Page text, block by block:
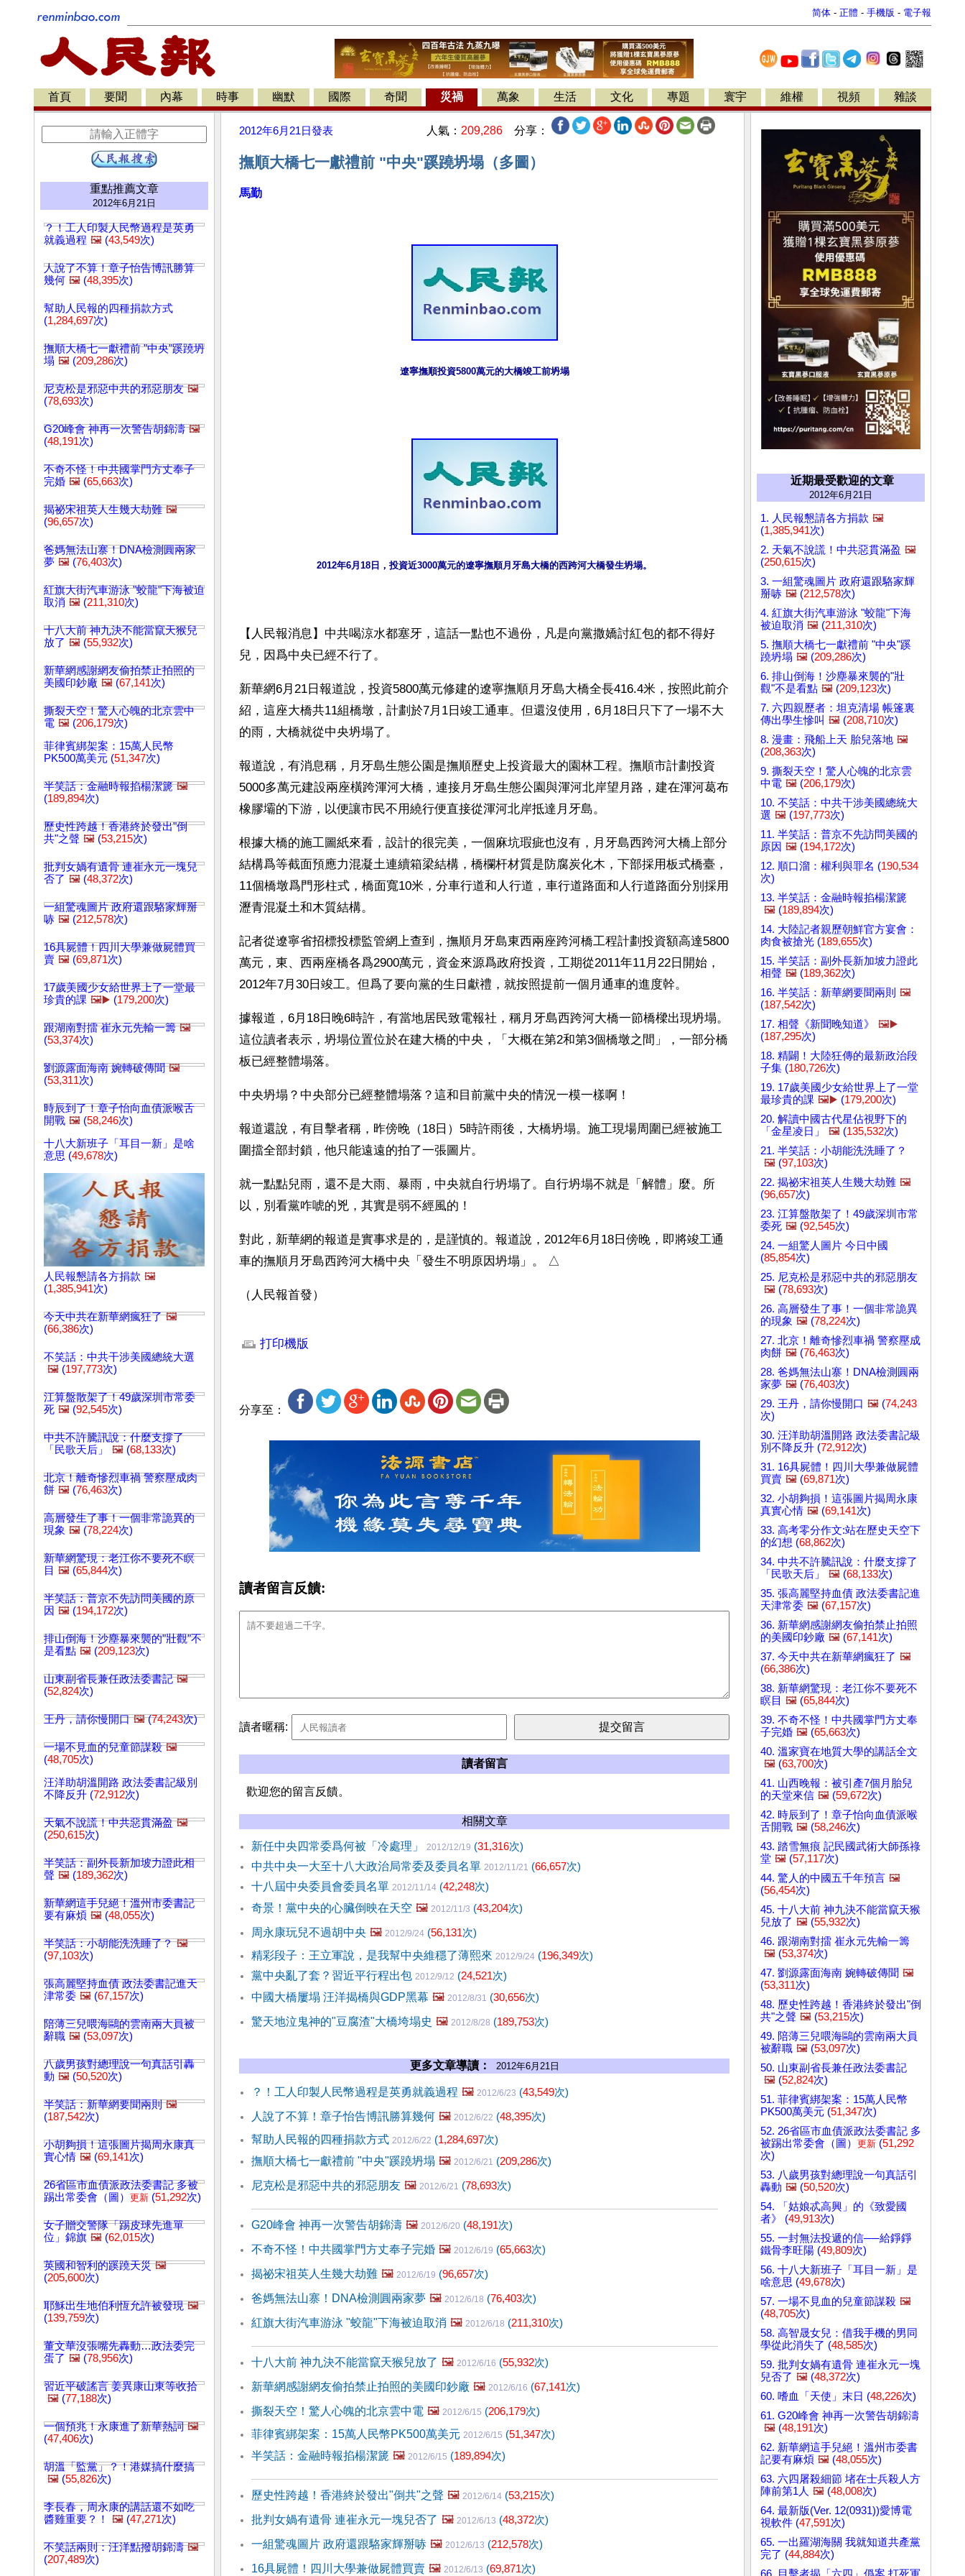
简体 - 正體 - 手機版 - 電子報
首頁 要聞 內幕 時事 幽默 國際 奇聞 災禍 萬象 生活 文化 專題 寰宇 維權 視頻 雜談
重點推薦文章
2012年6月21日
？！工人印製人民幣過程是英勇
就義過程 🖼️ (43,549次)
人說了不算！章子怡告博訊勝算
幾何 🖼️ (48,395次)
幫助人民報的四種捐款方式
(1,284,697次)
撫順大橋七一獻禮前 "中央"蹊蹺坍
塌 🖼️ (209,286次)
尼克松是邪惡中共的邪惡朋友 🖼️
(78,693次)
G20峰會 神再一次警告胡錦濤 🖼️
(48,191次)
不奇不怪！中共國掌門方丈奉子
完婚 🖼️ (65,663次)
揭祕宋祖英人生幾大劫難 🖼️
(96,657次)
爸媽無法山寨！DNA檢測圓兩家
夢 🖼️ (76,403次)
紅旗大街汽車游泳 "蛟龍"下海被迫
取消 🖼️ (211,310次)
十八大前 神九決不能當竄天猴兒
放了 🖼️ (55,932次)
新華網感謝網友偷拍禁止拍照的
美國印鈔廠 🖼️ (67,141次)
撕裂天空！驚人心魄的北京雲中
電 🖼️ (206,179次)
菲律賓綁架案：15萬人民幣
PK500萬美元 (51,347次)
半笑話：金融時報掐楊潔篪 🖼️
(189,894次)
歷史性跨越！香港終於發出"倒
共"之聲 🖼️ (53,215次)
批判女媧有遺骨 連崔永元一塊兒
否了 🖼️ (48,372次)
一組驚魂圖片 政府還跟駱家輝掰
哧 🖼️ (212,578次)
16具屍體！四川大學兼做屍體買
賣 🖼️ (69,871次)
17歲美國少女給世界上了一堂最
珍貴的課 🖼️▶️ (179,200次)
跟湖南對擂 崔永元先輸一籌 🖼️
(53,374次)
劉源露面海南 婉轉破傳聞 🖼️
(53,311次)
時辰到了！章子怡向血債派喉舌
開戰 🖼️ (58,246次)
十八大新班子「耳目一新」是啥
意思 (49,678次)
人民報懇請各方捐款 🖼️
(1,385,941次)
今天中共在新華網瘋狂了 🖼️
(66,386次)
不笑話：中共干涉美國總統大選
🖼️ (197,773次)
江算盤散架了！49歲深圳市常委
死 🖼️ (92,545次)
中共不許騰訊說：什麼支撐了
「民歌天后」
🖼️ (68,133次)
北京！離奇慘烈車禍 警察壓成肉
餅 🖼️ (76,463次)
高層發生了事！一個非常詭異的
現象 🖼️ (78,224次)
新華網驚現：老江你不要死不瞑
目 🖼️ (65,844次)
半笑話：普京不先訪問美國的原
因 🖼️ (194,172次)
排山倒海！沙塵暴來襲的"壯觀"不
是看點 🖼️ (209,123次)
山東副省長兼任政法委書記 🖼️
(52,824次)
王丹，請你慢開口 🖼️(74,243次)
一場不見血的兒童節謀殺 🖼️
(48,705次)
汪洋助胡溫開路 政法委書記級別
不降反升 (72,912次)
天氣不說謊！中共惡貫滿盈 🖼️
(250,615次)
半笑話：副外長新加坡力證此相
聲 🖼️ (189,362次)
新華網這手兒絕！溫州市委書記
要有麻煩 🖼️ (48,055次)
半笑話：小胡能洗洗睡了？ 🖼️
(97,103次)
張高麗堅持血債 政法委書記進天
津常委 🖼️ (67,157次)
陪薄三兒喂海鷗的雲南兩大員被
辭職 🖼️ (53,097次)
八歲男孩對總理說一句真話引轟
動 🖼️ (50,520次)
半笑話：新華網要聞兩則 🖼️
(187,542次)
小胡夠損！這張圖片揭周永康真
實心情 🖼️ (69,141次)
26省區市血債派政法委書記 多被
踢出常委會（圖） 更新 (51,292次)
女子贈交警隊「踢皮球先進單
位」錦旗 🖼️ (62,015次)
英國和智利的蹊蹺天災 🖼️
(205,600次)
耶穌出生地伯利恆允許被發現 🖼️
(139,759次)
董文華沒張嘴先轟動…政法委完
蛋了 🖼️ (78,956次)
習近平破謠言 姜異康山東等收拾
🖼️ (77,188次)
一個預兆！永康進了新華熱詞 🖼️
(47,406次)
胡溫「監黨」？！港媒搞什麼搞
🖼️ (55,826次)
李長春，周永康的講話還不如吃
醬雞重要？！
🖼️ (47,271次)
不笑話兩則：汪洋點撥胡錦濤 🖼️
(207,489次)
2012年6月21日發表 人氣： 209,286 分享：
撫順大橋七一獻禮前 "中央"蹊蹺坍塌（多圖）
馬勤
遼寧撫順投資5800萬元的大橋竣工前坍塌
2012年6月18日，投資近3000萬元的遼寧撫順月牙島大橋的西跨河大橋發生坍塌。
【人民報消息】中共喝涼水都塞牙，這話一點也不過份，凡是向黨撒嬌討紅包的都不得好
兒，因爲中央已經不行了。
新華網6月21日報道說，投資5800萬元修建的遼寧撫順月牙島大橋全長416.4米，按照此前介
紹，這座大橋共11組橋墩，計劃於7月1日竣工通車。但還沒使用，6月18日只下了一場不大
的雨，大橋就從中央坍塌了。
報道說，有消息稱，月牙島生態公園是撫順歷史上投資最大的園林工程。撫順市計劃投資
5000多萬元建設兩座橫跨渾河大橋，連接月牙島生態公園與渾河北岸望月路，建在渾河葛布
橡膠壩的下游，以便讓市民不用繞行便直接從渾河北岸抵達月牙島。
根據大橋的施工圖紙來看，設計的很完美，一個麻坑瑕疵也沒有，月牙島西跨河大橋上部分
結構爲等截面預應力混凝土連續箱梁結構，橋欄杆材質是防腐炭化木，下部採用板式橋臺，
11個橋墩爲門形柱式，橋面寬10米，分車行道和人行道，車行道路面和人行道路面分別採用
瀝青混凝土和木質結構。
記者從遼寧省招標投標監管網上查到，撫順月牙島東西兩座跨河橋工程計劃投資額高達5800
萬元，東、西兩座橋各爲2900萬元，資金來源爲政府投資，工期從2011年11月22日開始，
2012年7月30日竣工。但爲了要向黨的生日獻禮，就按照提前一個月通車的進度幹。
據報道，6月18日晚6時許，有當地居民致電報社，稱月牙島西跨河大橋一節橋樑出現坍塌。
這位讀者表示，坍塌位置位於在建大橋的中央，「大概在第2和第3個橋墩之間」，一部分橋
板已經整體塌落。
中央坍塌？中央部分已經整體塌落？這和目前黨中央的情況一模一樣啊！
報道還說，有目擊者稱，昨傍晚（18日）5時許雨後，大橋坍塌。施工現場周圍已經被施工
圍擋全部封鎖，他只能遠遠的拍了一張圖片。
就一點點兒雨，還不是大雨、暴雨，中央就自行坍塌了。自行坍塌不就是「解體」麼。所
以，別看黨咋唬的兇，其實是弱不經風的！
對此，新華網的報道是實事求是的，是謹慎的。報道說，2012年6月18日傍晚，即將竣工通
車的撫順月牙島西跨河大橋中央「發生不明原因坍塌」。 △
（人民報首發）
打印機版
分享至：
讀者留言反饋:
讀者暱稱:
讀者留言
歡迎您的留言反饋。
相關文章
新任中央四常委爲何被「冷處理」 2012/12/19 (31,316次)
中共中央一大至十八大政治局常委及委員名單 2012/11/21 (66,657次)
十八屆中央委員會委員名單 2012/11/14 (42,248次)
奇景！黨中央的心臟倒映在天空 🖼️ 2012/11/3 (43,204次)
周永康玩兒不過胡中央 🖼️ 2012/9/24 (56,131次)
精彩段子：王立軍說，是我幫中央維穩了薄熙來 2012/9/24 (196,349次)
黨中央亂了套？習近平行程出包 2012/9/12 (24,521次)
中國大橋屢塌 汪洋揭橋與GDP黑幕 🖼️ 2012/8/31 (30,656次)
驚天地泣鬼神的"豆腐渣"大橋垮塌史 🖼️ 2012/8/28 (189,753次)
更多文章導讀： 2012年6月21日
？！工人印製人民幣過程是英勇就義過程 🖼️ 2012/6/23 (43,549次)
人說了不算！章子怡告博訊勝算幾何 🖼️ 2012/6/22 (48,395次)
幫助人民報的四種捐款方式 2012/6/22 (1,284,697次)
撫順大橋七一獻禮前 "中央"蹊蹺坍塌 🖼️ 2012/6/21 (209,286次)
尼克松是邪惡中共的邪惡朋友 🖼️ 2012/6/21 (78,693次)
G20峰會 神再一次警告胡錦濤 🖼️ 2012/6/20 (48,191次)
不奇不怪！中共國掌門方丈奉子完婚 🖼️ 2012/6/19 (65,663次)
揭祕宋祖英人生幾大劫難 🖼️ 2012/6/19 (96,657次)
爸媽無法山寨！DNA檢測圓兩家夢 🖼️ 2012/6/18 (76,403次)
紅旗大街汽車游泳 "蛟龍"下海被迫取消 🖼️ 2012/6/18 (211,310次)
十八大前 神九決不能當竄天猴兒放了 🖼️ 2012/6/16 (55,932次)
新華網感謝網友偷拍禁止拍照的美國印鈔廠 🖼️ 2012/6/16 (67,141次)
撕裂天空！驚人心魄的北京雲中電 🖼️ 2012/6/15 (206,179次)
菲律賓綁架案：15萬人民幣PK500萬美元 2012/6/15 (51,347次)
半笑話：金融時報掐楊潔篪 🖼️ 2012/6/15 (189,894次)
歷史性跨越！香港終於發出"倒共"之聲 🖼️ 2012/6/14 (53,215次)
批判女媧有遺骨 連崔永元一塊兒否了 🖼️ 2012/6/13 (48,372次)
一組驚魂圖片 政府還跟駱家輝掰哧 🖼️ 2012/6/13 (212,578次)
16具屍體！四川大學兼做屍體買賣 🖼️ 2012/6/13 (69,871次)
近期最受歡迎的文章
2012年6月21日
1. 人民報懇請各方捐款 🖼️
(1,385,941次)
2. 天氣不說謊！中共惡貫滿盈 🖼️
(250,615次)
3. 一組驚魂圖片 政府還跟駱家輝
掰哧 🖼️ (212,578次)
4. 紅旗大街汽車游泳 "蛟龍"下海
被迫取消 🖼️ (211,310次)
5. 撫順大橋七一獻禮前 "中央"蹊
蹺坍塌 🖼️ (209,286次)
6. 排山倒海！沙塵暴來襲的"壯
觀"不是看點 🖼️ (209,123次)
7. 六四親歷者：坦克清場 帳篷裏
傳出學生慘叫 🖼️ (208,710次)
8. 漫畫：飛船上天 胎兒落地 🖼️
(208,363次)
9. 撕裂天空！驚人心魄的北京雲
中電 🖼️ (206,179次)
10. 不笑話：中共干涉美國總統大
選 🖼️ (197,773次)
11. 半笑話：普京不先訪問美國的
原因 🖼️ (194,172次)
12. 順口溜：權利與罪名 (190,534
次)
13. 半笑話：金融時報掐楊潔篪
🖼️ (189,894次)
14. 大陸記者親歷朝鮮官方宴會：
肉食被搶光 (189,655次)
15. 半笑話：副外長新加坡力證此
相聲 🖼️ (189,362次)
16. 半笑話：新華網要聞兩則 🖼️
(187,542次)
17. 相聲《新聞晚知道》
🖼️▶️
(187,295次)
18. 精闢！大陸狂傳的最新政治段
子集 (180,726次)
19. 17歲美國少女給世界上了一堂
最珍貴的課 🖼️▶️ (179,200次)
20. 解讀中國古代星佔視野下的
「金星凌日」
🖼️ (135,532次)
21. 半笑話：小胡能洗洗睡了？
🖼️ (97,103次)
22. 揭祕宋祖英人生幾大劫難 🖼️
(96,657次)
23. 江算盤散架了！49歲深圳市常
委死 🖼️ (92,545次)
24. 一組驚人圖片 今日中國
(85,854次)
25. 尼克松是邪惡中共的邪惡朋友
🖼️ (78,693次)
26. 高層發生了事！一個非常詭異
的現象 🖼️ (78,224次)
27. 北京！離奇慘烈車禍 警察壓成
肉餅 🖼️ (76,463次)
28. 爸媽無法山寨！DNA檢測圓兩
家夢 🖼️ (76,403次)
29. 王丹，請你慢開口 🖼️ (74,243
次)
30. 汪洋助胡溫開路 政法委書記級
別不降反升 (72,912次)
31. 16具屍體！四川大學兼做屍體
買賣 🖼️ (69,871次)
32. 小胡夠損！這張圖片揭周永康
真實心情 🖼️ (69,141次)
33. 高考零分作文:站在歷史天空下
的幻想 (68,862次)
34. 中共不許騰訊說：什麼支撐了
「民歌天后」
🖼️ (68,133次)
35. 張高麗堅持血債 政法委書記進
天津常委 🖼️ (67,157次)
36. 新華網感謝網友偷拍禁止拍照
的美國印鈔廠 🖼️ (67,141次)
37. 今天中共在新華網瘋狂了 🖼️
(66,386次)
38. 新華網驚現：老江你不要死不
瞑目 🖼️ (65,844次)
39. 不奇不怪！中共國掌門方丈奉
子完婚 🖼️ (65,663次)
40. 溫家寶在地質大學的講話全文
🖼️ (63,700次)
41. 山西晚報：被引產7個月胎兒
的天堂來信 🖼️ (59,672次)
42. 時辰到了！章子怡向血債派喉
舌開戰 🖼️ (58,246次)
43. 踏雪無痕 記民國武術大師孫祿
堂 🖼️ (57,117次)
44. 驚人的中國五千年預言 🖼️
(56,454次)
45. 十八大前 神九決不能當竄天猴
兒放了 🖼️ (55,932次)
46. 跟湖南對擂 崔永元先輸一籌
🖼️ (53,374次)
47. 劉源露面海南 婉轉破傳聞 🖼️
(53,311次)
48. 歷史性跨越！香港終於發出"倒
共"之聲 🖼️ (53,215次)
49. 陪薄三兒喂海鷗的雲南兩大員
被辭職 🖼️ (53,097次)
50. 山東副省長兼任政法委書記
🖼️ (52,824次)
51. 菲律賓綁架案：15萬人民幣
PK500萬美元 (51,347次)
52. 26省區市血債派政法委書記 多
被踢出常委會（圖） 更新 (51,292
次)
53. 八歲男孩對總理說一句真話引
轟動 🖼️ (50,520次)
54. 「姑娘忒高興」的《致愛國
者》 (49,913次)
55. 一封無法投遞的信──給錚錚
鐵骨李旺陽 (49,809次)
56. 十八大新班子「耳目一新」是
啥意思 (49,678次)
57. 一場不見血的兒童節謀殺 🖼️
(48,705次)
58. 高智晟女兒：借我手機的男同
學從此消失了 (48,585次)
59. 批判女媧有遺骨 連崔永元一塊
兒否了 🖼️ (48,372次)
60. 嗜血「天使」末日 (48,226次)
61. G20峰會 神再一次警告胡錦濤
🖼️ (48,191次)
62. 新華網這手兒絕！溫州市委書
記要有麻煩 🖼️ (48,055次)
63. 六四屠殺細節 堵在士兵殺人方
陣前第1人 🖼️ (48,008次)
64. 最新版(Ver. 12(0931))愛博電
視軟件 (47,591次)
65. 一出羅湖海關 我就知道共產黨
完了 (44,884次)
66. 目擊者揭「六四」僞案 打死軍